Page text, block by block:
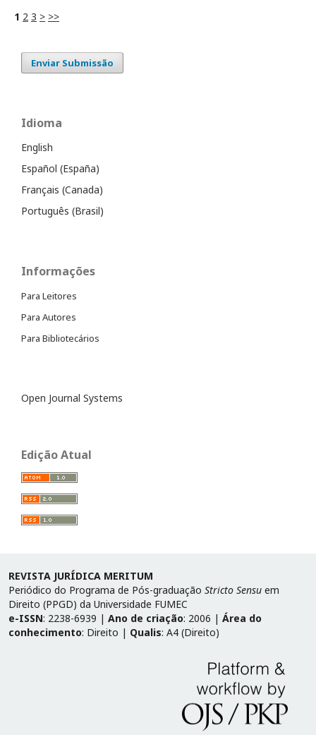
1 2 3 > >>
Enviar Submissão
Idioma
English
Español (España)
Français (Canada)
Português (Brasil)
Informações
Para Leitores
Para Autores
Para Bibliotecários
Open Journal Systems
Edição Atual
REVISTA JURÍDICA MERITUM
Periódico do Programa de Pós-graduação Stricto Sensu em
Direito (PPGD) da Universidade FUMEC
e-ISSN: 2238-6939 | Ano de criação: 2006 | Área do
conhecimento: Direito | Qualis: A4 (Direito)